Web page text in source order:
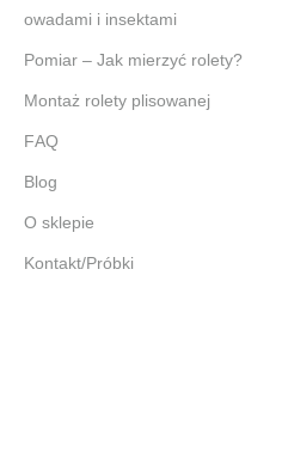
owadami i insektami
Pomiar – Jak mierzyć rolety?
Montaż rolety plisowanej
FAQ
Blog
O sklepie
Kontakt/Próbki